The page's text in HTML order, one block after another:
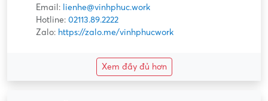
Email: lienhe@vinhphuc.work
Hotline: 02113.89.2222
Zalo: https://zalo.me/vinhphucwork
Xem đầy đủ hơn